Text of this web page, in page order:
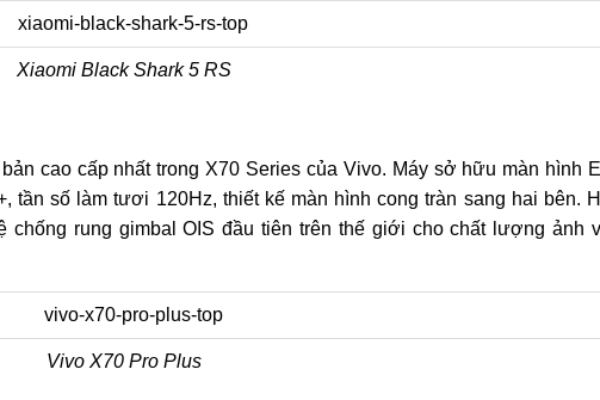
Xiaomi Black Shark 5 RS
cao cấp nhất trong X70 Series của Vivo. Máy sở hữu màn hình
tần số làm tươi 120Hz, thiết kế màn hình cong tràn sang hai bên.
chống rung gimbal OIS đầu tiên trên thế giới cho chất lượng ảnh
Vivo X70 Pro Plus